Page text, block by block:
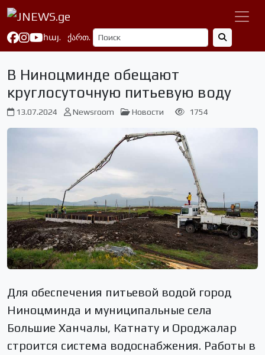
հայ. ქართ.
В Ниноцминде обещают
круглосуточную питьевую воду
13.07.2024 Newsroom Новости 1754
Для обеспечения питьевой водой город
Ниноцминда и муниципальные села
Большие Ханчалы, Катнату и Ороджалар
строится система водоснабжения. Работы в